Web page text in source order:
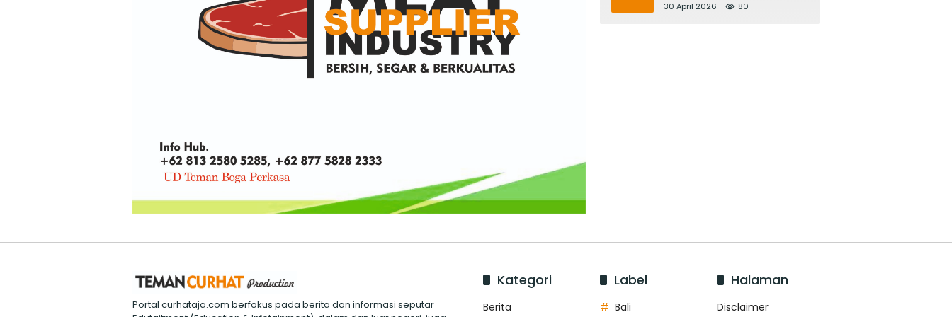
Bupati Adi Arnawa Evaluasi
30 April 2026 80
Portal curhataja.com berfokus pada berita dan informasi seputar
Kategori
Berita
Label
Bali
Halaman
Disclaimer